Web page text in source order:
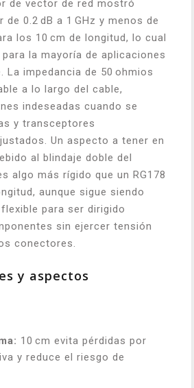
de vector de red mostró
de 0.2 dB a 1 GHz y menos de
los 10 cm de longitud, lo cual
la mayoría de aplicaciones
La impedancia de 50 ohmios
a lo largo del cable,
indeseadas cuando se
y transceptores
Un aspecto a tener en
al blindaje doble del
algo más rígido que un RG178
aunque sigue siendo
para ser dirigido
sin ejercer tensión
conectores.
y aspectos
10 cm evita pérdidas por
y reduce el riesgo de